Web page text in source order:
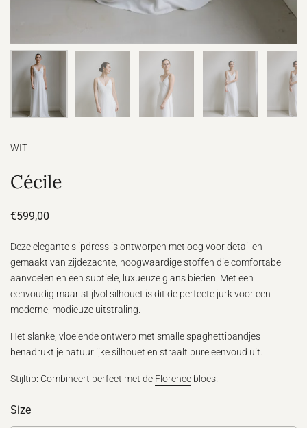
WIT
Cécile
€599,00
Deze elegante slipdress is ontworpen met oog voor detail en
gemaakt van zijdezachte, hoogwaardige stoffen die comfortabel
aanvoelen en een subtiele, luxueuze glans bieden. Met een
eenvoudig maar stijlvol silhouet is dit de perfecte jurk voor een
moderne, modieuze uitstraling.
Het slanke, vloeiende ontwerp met smalle spaghettibandjes
benadrukt je natuurlijke silhouet en straalt pure eenvoud uit.
Stijltip: Combineert perfect met de Florence bloes.
Size